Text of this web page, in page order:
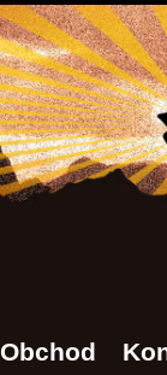
Obchod